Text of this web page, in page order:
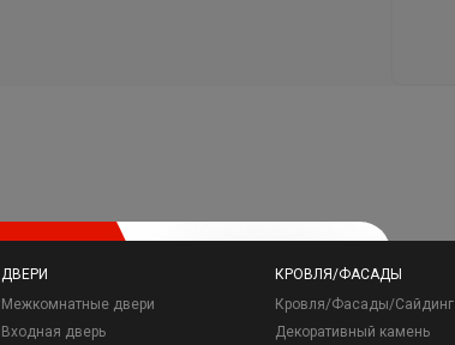
ДВЕРИ
Межкомнатные двери
Входная дверь
КРОВЛЯ/ФАСАДЫ
Кровля/Фасады/Сайдинг
Декоративный камень